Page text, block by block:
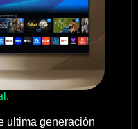
ultima generación